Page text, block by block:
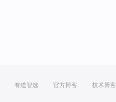
有道智选 官方博客 技术博客